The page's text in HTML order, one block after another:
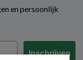
en persoonlijk
Inschrijven